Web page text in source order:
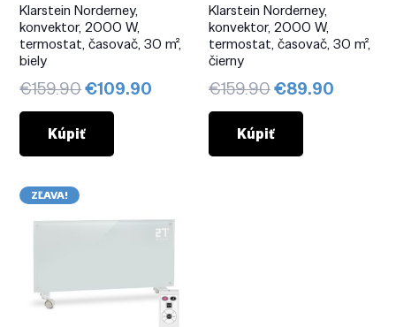
Klarstein Norderney,
konvektor, 2000 W,
termostat, časovač, 30 m²,
biely
€159.90Pôvodná
cena
bola:
€159.90.
€109.90 Aktuálna
€109.90.
Kúpiť
Klarstein Norderney,
konvektor, 2000 W,
termostat, časovač, 30 m²,
čierny
€159.90Pôvodná
cena
bola:
€159.90.
€89.90
Kúpiť
ZĽAVA!